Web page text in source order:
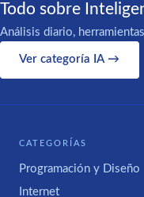
Todo sobre
Análisis diario,
Ver categoría IA →
CATEGORÍAS
Programación y Diseño
Internet